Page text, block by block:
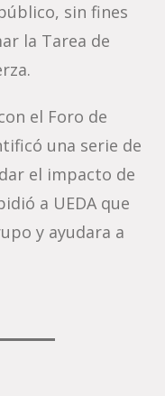
sin fines
la Tarea de
el Foro de
una serie de
el impacto de
a UEDA que
y ayudara a